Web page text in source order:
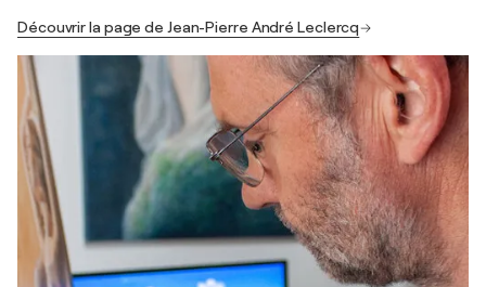
Découvrir la page de Jean-Pierre André Leclercq